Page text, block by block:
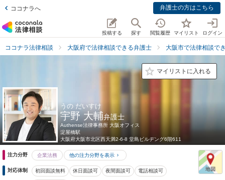
ココナラへ 弁護士の方はこちら
投稿する 探す 閲覧履歴 マイリスト ログイン
ココナラ法律相談 大阪府で法律相談できる弁護士 大阪市で法律相談で
マイリストに入れる
うの だいすけ
宇野 大輔弁護士
Authense法律事務所 大阪オフィス
淀屋橋駅
大阪府大阪市北区西天満2-6-8 堂島ビルヂング6階611
注力分野 企業法務 他の注力分野を表示
対応体制 初回面談無料 休日面談可 夜間面談可 電話相談可